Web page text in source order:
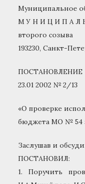
Муниципальное
М У Н И Ц И П А Л
второго созыва
193230, Санкт-
ПОСТАНОВЛЕНИЕ
23.01 2002 № 2/13
«О проверке
бюджета МО № 54
Заслушав и
ПОСТАНОВИЛ:
1. Поручить